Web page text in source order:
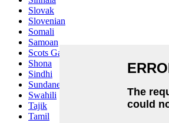
Slovak
Slovenian
Somali
Samoan
Scots Gaelic
Shona
Sindhi
Sundanese
Swahili
Tajik
Tamil